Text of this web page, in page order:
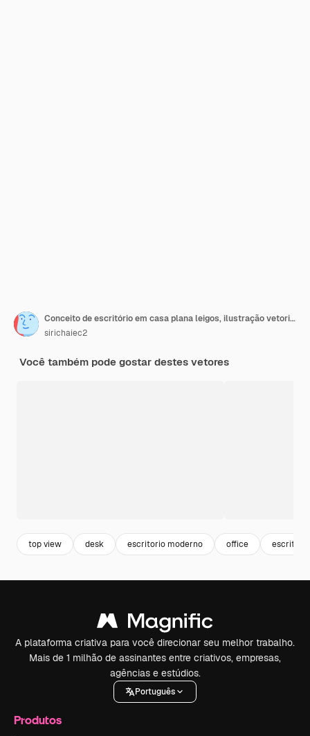
Conceito de escritório em casa plana leigos, ilustração vetorial
sirichaiec2
Você também pode gostar destes vetores
top view desk escritorio moderno office escritorio
A plataforma criativa para você direcionar seu melhor trabalho.
Mais de 1 milhão de assinantes entre criativos, empresas,
agências e estúdios.
Português
Produtos